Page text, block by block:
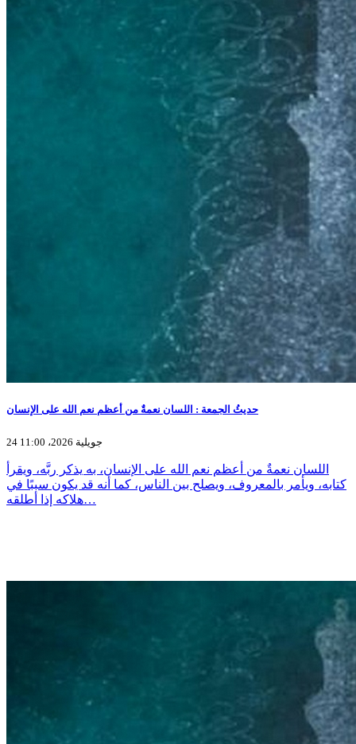
حديثُ الجمعة : اللسان نعمةٌ من أعظم نعم الله على الإنسان
24 جويلية 2026، 11:00
اللسان نعمةٌ من أعظم نعم الله على الإنسان، به يذكر ربَّه، ويقرأ
كتابه، ويأمر بالمعروف، ويصلح بين الناس، كما أنه قد يكون سببًا في
هلاكه إذا أطلقه…